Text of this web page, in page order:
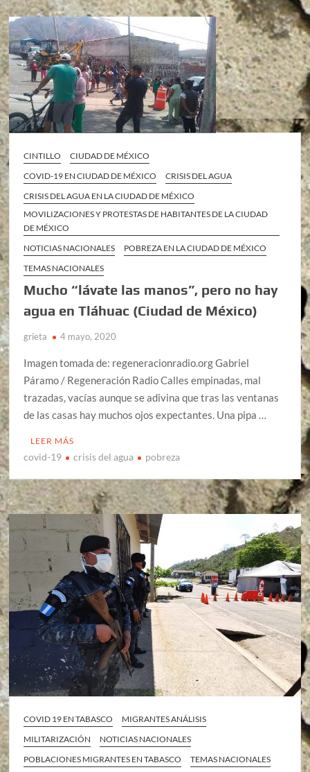
CINTILLO
CIUDAD DE MÉXICO
COVID-19 EN CIUDAD DE MÉXICO
CRISIS DEL AGUA
CRISIS DEL AGUA EN LA CIUDAD DE MÉXICO
MOVILIZACIONES Y PROTESTAS DE HABITANTES DE LA CIUDAD
DE MÉXICO
NOTICIAS NACIONALES
POBREZA EN LA CIUDAD DE MÉXICO
TEMAS NACIONALES
Mucho “lávate las manos”, pero no hay
agua en Tláhuac (Ciudad de México)
grieta 4 mayo, 2020
Imagen tomada de: regeneracionradio.org Gabriel
Páramo / Regeneración Radio Calles empinadas, mal
trazadas, vacías aunque se adivina que tras las ventanas
de las casas hay muchos ojos expectantes. Una pipa …
LEER MÁS
covid-19 crisis del agua pobreza
COVID 19 EN TABASCO
MIGRANTES ANÁLISIS
MILITARIZACIÓN
NOTICIAS NACIONALES
POBLACIONES MIGRANTES EN TABASCO
TEMAS NACIONALES